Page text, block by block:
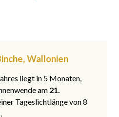
Wallonien
liegt in 5 Monaten,
am 21.
Tageslichtlänge von 8